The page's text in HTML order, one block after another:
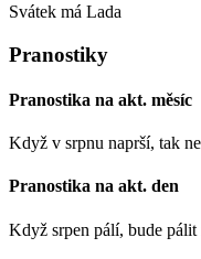
Svátek má Lada
Pranostiky
Pranostika na akt. měsíc
Když v srpnu naprší, tak
Pranostika na akt. den
Když srpen pálí, bude